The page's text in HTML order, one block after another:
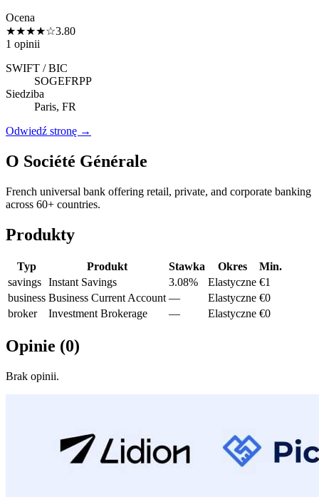
Ocena
★★★★☆3.80
1 opinii
SWIFT / BIC
SOGEFRPP
Siedziba
Paris, FR
Odwiedź stronę →
O Société Générale
French universal bank offering retail, private, and corporate banking
across 60+ countries.
Produkty
Typ Produkt Stawka Okres
Min.
savings Instant Savings 3.08% Elastyczne €1
business Business Current Account — Elastyczne €0
broker
Investment Brokerage — Elastyczne €0
Opinie (0)
Brak opinii.